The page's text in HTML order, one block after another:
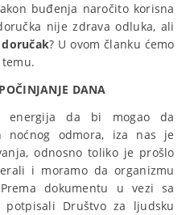
buđenja naročito korisna
nije zdrava odluka, ali
? U ovom članku ćemo
DANA
energija da bi mogao da
noćnog odmora, iza nas je
odnosno toliko je prošlo
i moramo da organizmu
dokumentu u vezi sa
Društvo za ljudsku